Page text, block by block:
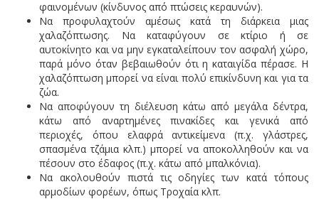
φαινομένων (κίνδυνος από πτώσεις κεραυνών).
Να προφυλαχτούν αμέσως κατά τη διάρκεια μιας
χαλαζόπτωσης. Να καταφύγουν σε κτίριο ή σε
αυτοκίνητο και να μην εγκαταλείπουν τον ασφαλή χώρο,
παρά μόνο όταν βεβαιωθούν ότι η καταιγίδα πέρασε. Η
χαλαζόπτωση μπορεί να είναι πολύ επικίνδυνη και για τα
ζώα.
Να αποφύγουν τη διέλευση κάτω από μεγάλα δέντρα,
κάτω από αναρτημένες πινακίδες και γενικά από
περιοχές, όπου ελαφρά αντικείμενα (π.χ. γλάστρες,
σπασμένα τζάμια κλπ.) μπορεί να αποκολληθούν και να
πέσουν στο έδαφος (π.χ. κάτω από μπαλκόνια).
Να ακολουθούν πιστά τις οδηγίες των κατά τόπους
αρμοδίων φορέων, όπως Τροχαία κλπ.